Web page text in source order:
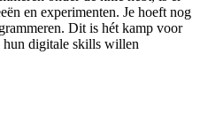
en experimenten. Je hoeft nog
Dit is hét kamp voor
digitale skills willen